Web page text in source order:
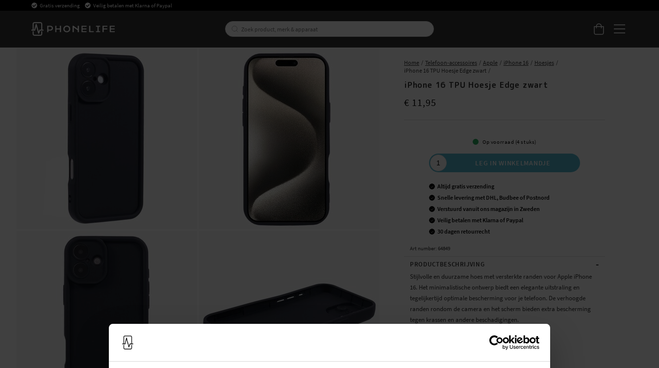
Gratis verzending Veilig betalen met Klarna of Paypal
Home Telefoon-accessoires Apple iPhone 16
Hoesjes
iPhone 16 TPU Hoesje Edge zwart
iPhone 16 TPU Hoesje Edge zwart
Prijs : € 11,95
€ 11,95
Op voorraad (4 stuks)
LEG IN WINKELMANDJE
Altijd gratis verzending
Snelle levering met DHL, Budbee of Postnord
Verstuurd vanuit ons magazijn in Zweden
Veilig betalen met Klarna of Paypal
30 dagen retourrecht
Art number: 64849
PRODUCTBESCHRIJVING -
Stijlvolle en duurzame hoes met versterkte randen voor Apple iPhone
16. Het minimalistische ontwerp biedt een elegante uitstraling en
tegelijkertijd optimale bescherming voor je telefoon. De verhoogde
randen rondom de camera en het scherm bieden extra bescherming
tegen krassen en andere beschadigingen.
- Verhoogde randen rondom camera en scherm